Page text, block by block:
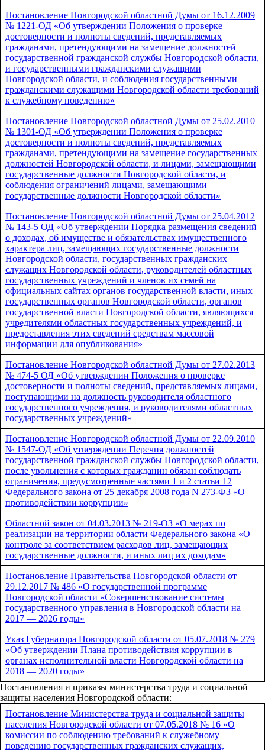
Постановление Новгородской областной Думы от 16.12.2009
№ 1221-ОД «Об утверждении Положения о проверке
достоверности и полноты сведений, представляемых
гражданами, претендующими на замещение должностей
государственной гражданской службы Новгородской области,
и государственными гражданскими служащими
Новгородской области, и соблюдения государственными
гражданскими служащими Новгородской области требований
к служебному поведению»
Постановление Новгородской областной Думы от 25.02.2010
№ 1301-ОД «Об утверждении Положения о проверке
достоверности и полноты сведений, представляемых
гражданами, претендующими на замещение государственных
должностей Новгородской области, и лицами, замещающими
государственные должности Новгородской области, и
соблюдения ограничений лицами, замещающими
государственные должности Новгородской области»
Постановление Новгородской областной Думы от 25.04.2012
№ 143-5 ОД «Об утверждении Порядка размещения сведений
о доходах, об имуществе и обязательствах имущественного
характера лиц, замещающих государственные должности
Новгородской области, государственных гражданских
служащих Новгородской области, руководителей областных
государственных учреждений и членов их семей на
официальных сайтах органов государственной власти, иных
государственных органов Новгородской области, органов
государственной власти Новгородской области, являющихся
учредителями областных государственных учреждений, и
предоставления этих сведений средствам массовой
информации для опубликования»
Постановление Новгородской областной Думы от 27.02.2013
№ 474-5 ОД «Об утверждении Положения о проверке
достоверности и полноты сведений, представляемых лицами,
поступающими на должность руководителя областного
государственного учреждения, и руководителями областных
государственных учреждений»
Постановление Новгородской областной Думы от 22.09.2010
№ 1547-ОД «Об утверждении Перечня должностей
государственной гражданской службы Новгородской области,
после увольнения с которых гражданин обязан соблюдать
ограничения, предусмотренные частями 1 и 2 статьи 12
Федерального закона от 25 декабря 2008 года N 273-ФЗ «О
противодействии коррупции»
Областной закон от 04.03.2013 № 219-ОЗ «О мерах по
реализации на территории области Федерального закона «О
контроле за соответствием расходов лиц, замещающих
государственные должности, и иных лиц их доходам»
Постановление Правительства Новгородской области от
29.12.2017 № 486 «О государственной программе
Новгородской области «Совершенствование системы
государственного управления в Новгородской области на
2017 — 2026 годы»
Указ Губернатора Новгородской области от 05.07.2018 № 279
«Об утверждении Плана противодействия коррупции в
органах исполнительной власти Новгородской области на
2018 — 2020 годы»
Постановления и приказы министерства труда и социальной
защиты населения Новгородской области:
Постановление Министерства труда и социальной защиты
населения Новгородской области от 07.05.2018 № 16 «О
комиссии по соблюдению требований к служебному
поведению государственных гражданских служащих,